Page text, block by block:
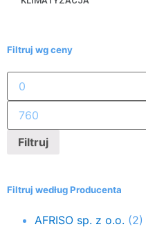
Filtruj wg ceny
Filtruj
Filtruj według Producenta
AFRISO sp. z o.o. (2)